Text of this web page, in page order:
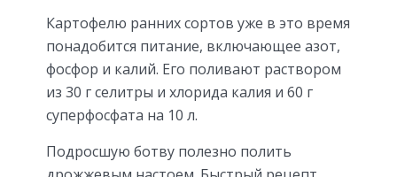
Картофелю ранних сортов уже в это время
понадобится питание, включающее азот,
фосфор и калий. Его поливают раствором
из 30 г селитры и хлорида калия и 60 г
суперфосфата на 10 л.
Подросшую ботву полезно полить